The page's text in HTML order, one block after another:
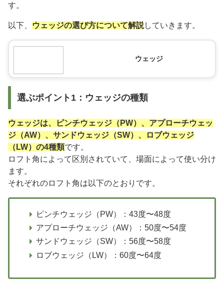
す。
以下、 ウェッジの選び方について解説していきます。
ウェッジ
選ぶポイント1：ウェッジの種類
ウェッジは、ピンチウェッジ（PW）、アプローチウェッ
ジ（AW）、サンドウェッジ（SW）、ロブウェッジ
（LW）の4種類です。
ロフト角によって区別されていて、場面によって使い分け
ます。
それぞれのロフト角は以下のとおりです。
ピンチウェッジ（PW）：43度〜48度
アプローチウェッジ（AW）：50度〜54度
サンドウェッジ（SW）：56度〜58度
ロブウェッジ（LW）：60度〜64度